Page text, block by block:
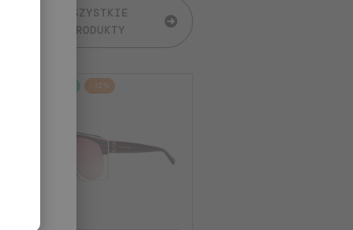
WSZYSTKIE
PRODUKTY
-12%